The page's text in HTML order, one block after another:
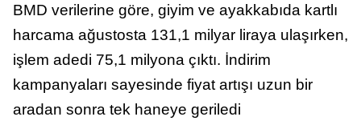
BMD verilerine göre, giyim ve ayakkabıda kartlı
harcama ağustosta 131,1 milyar liraya ulaşırken,
işlem adedi 75,1 milyona çıktı. İndirim
kampanyaları sayesinde fiyat artışı uzun bir
aradan sonra tek haneye geriledi